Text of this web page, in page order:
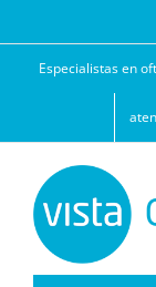
contenidoEspecialistas en